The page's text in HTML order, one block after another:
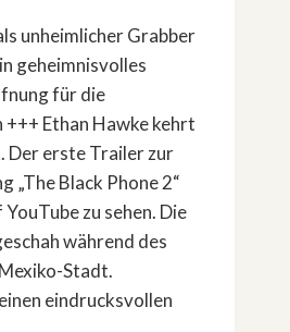
unheimlicher Grabber
geheimnisvolles
für die
+++ Ethan Hawke kehrt
Der erste Trailer zur
Black Phone 2“
zu sehen. Die
während des
Stadt.
eindrucksvollen